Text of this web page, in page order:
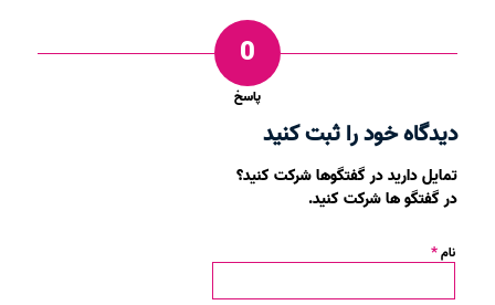
0
پاسخ
دیدگاه خود را ثبت کنید
تمایل دارید در گفتگوها شرکت کنید؟
در گفتگو ها شرکت کنید.
نام*